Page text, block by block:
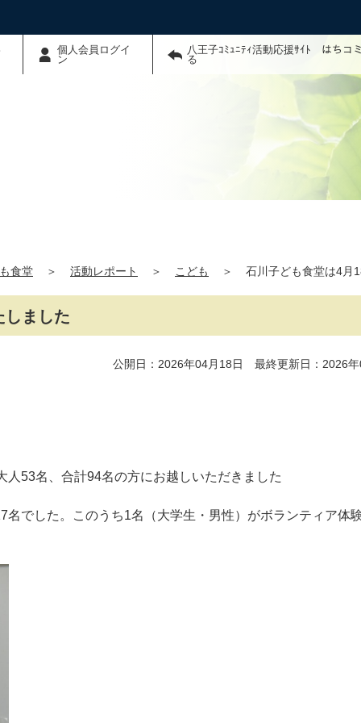
個人会員ログイ
ン
八王子ｺﾐｭﾆﾃｨ活動応援ｻｲﾄ はちコ
る
食堂 ＞ 活動レポート ＞ こども ＞ 石川子ども食堂は4月
しました
公開日：2026年04月18日 最終更新日：2026
53名、合計94名の方にお越しいただきました
でした。このうち1名（大学生・男性）がボランティア体